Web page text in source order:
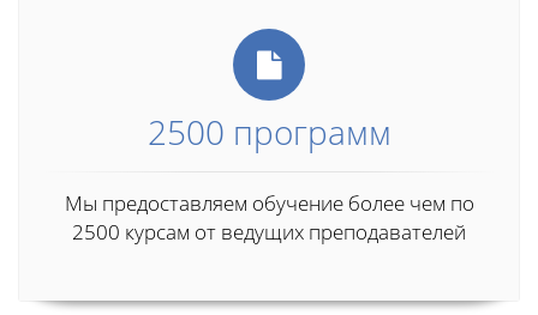
2500 программ
Мы предоставляем обучение более чем по
2500 курсам от ведущих преподавателей